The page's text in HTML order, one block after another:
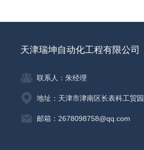
天津瑞坤自动化工程有限公司
联系人：朱经理
地址：天津市津南区长表科工贸
邮箱：2678098758@qq.com